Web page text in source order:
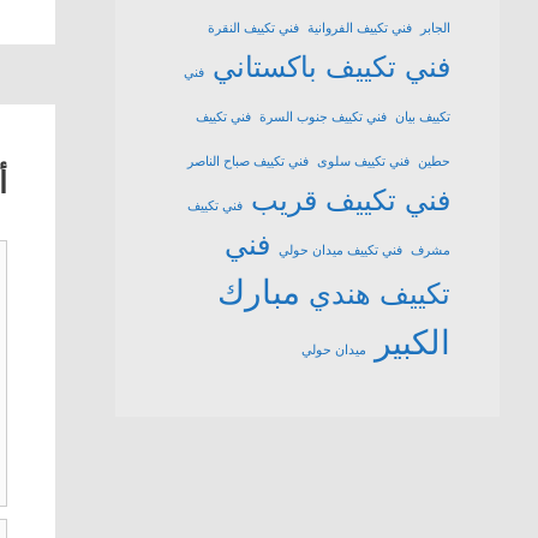
الجابر فني تكييف الفروانية فني تكييف النقرة
فني تكييف باكستاني فني
تكييف بيان فني تكييف جنوب السرة فني تكييف
حطين فني تكييف سلوى فني تكييف صباح الناصر
فني تكييف قريب فني تكييف
مشرف فني تكييف ميدان حولي
فني
تكييف هندي مبارك
الكبير
ميدان حولي